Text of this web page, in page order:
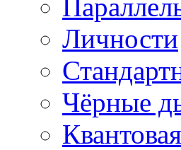
Личности
Чёрные